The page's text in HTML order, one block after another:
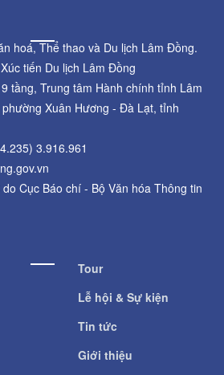
hoá, Thể thao và Du lịch Lâm Đồng.
tiến Du lịch Lâm Đồng
tầng, Trung tâm Hành chính tỉnh Lâm
Xuân Hương - Đà Lạt, tỉnh
3.916.961
Cục Báo chí - Bộ Văn hóa Thông tin
Tour
Lễ hội & Sự kiện
Tin tức
Giới thiệu